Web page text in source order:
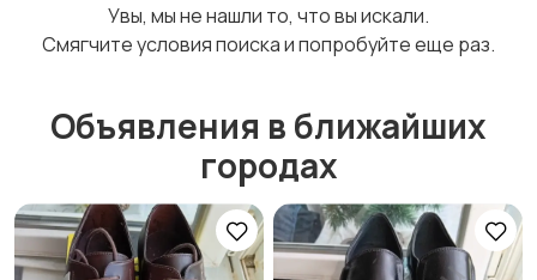
Спецодежда Спортивная одежда
Увы, мы не нашли то, что вы искали.
Смягчите условия поиска и попробуйте еще раз.
Объявления в ближайших
городах